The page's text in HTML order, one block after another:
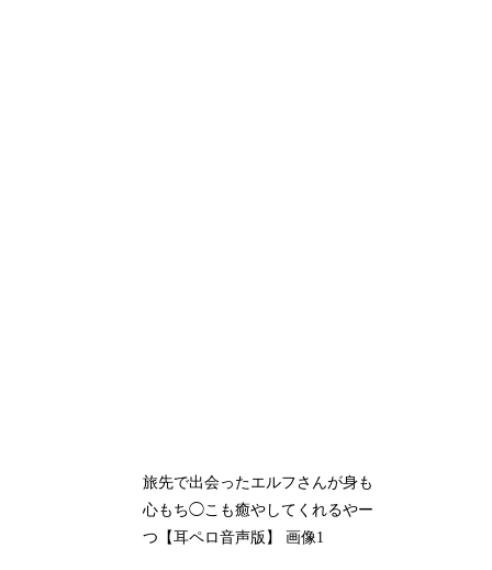
旅先で出会ったエルフさんが身も
心もち◯こも癒やしてくれるやー
つ【耳ペロ音声版】 画像1